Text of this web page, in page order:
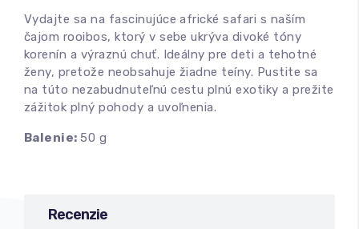
Vydajte sa na fascinujúce africké safari s naším
čajom rooibos, ktorý v sebe ukrýva divoké tóny
korenín a výraznú chuť. Ideálny pre deti a tehotné
ženy, pretože neobsahuje žiadne teíny. Pustite sa
na túto nezabudnuteľnú cestu plnú exotiky a prežite
zážitok plný pohody a uvoľnenia.
Balenie:50 g
Recenzie